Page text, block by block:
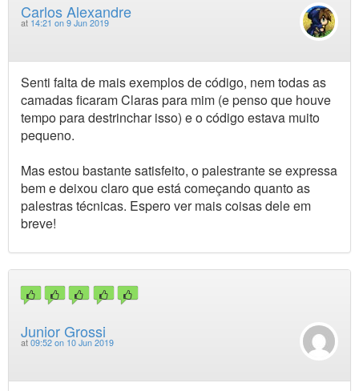
Carlos Alexandre
at 14:21 on 9 Jun 2019
Senti falta de mais exemplos de código, nem todas as
camadas ficaram Claras para mim (e penso que houve
tempo para destrinchar isso) e o código estava muito
pequeno.
Mas estou bastante satisfeito, o palestrante se expressa
bem e deixou claro que está começando quanto as
palestras técnicas. Espero ver mais coisas dele em
breve!
Junior Grossi
at 09:52 on 10 Jun 2019